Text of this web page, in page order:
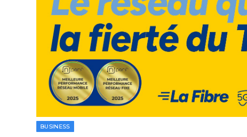
BUSINESS